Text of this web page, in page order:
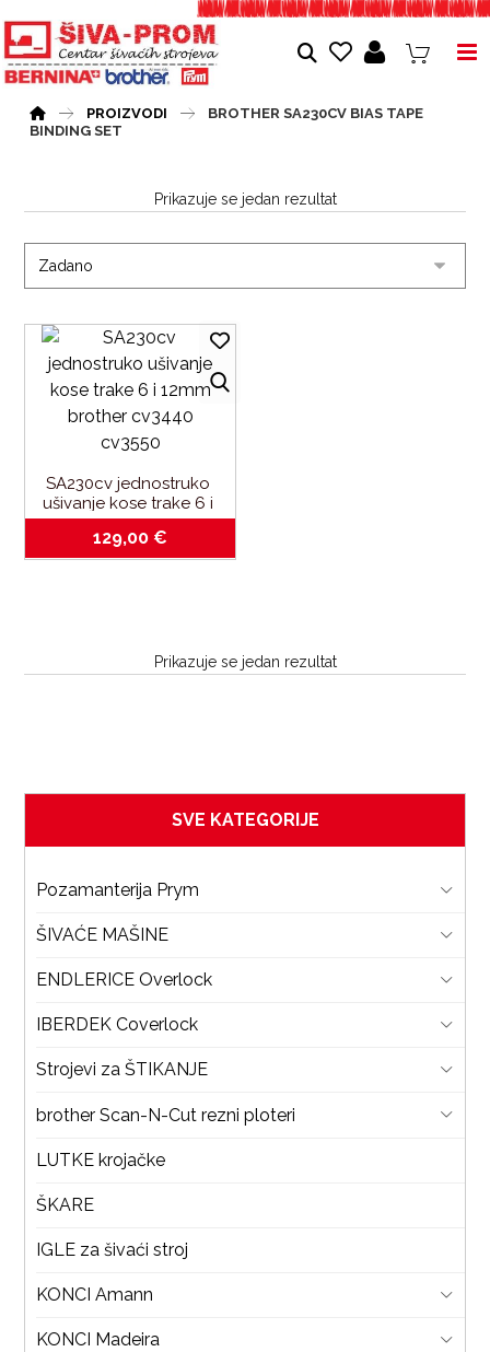
PROIZVODI
BROTHER SA230CV BIAS TAPE
BINDING SET
Prikazuje se jedan rezultat
SA230cv jednostruko
ušivanje kose trake 6 i
12mm-brother
cv3440_cv3550
129,00 €
Prikazuje se jedan rezultat
SVE KATEGORIJE
Pozamanterija Prym
ŠIVAĆE MAŠINE
ENDLERICE Overlock
IBERDEK Coverlock
Strojevi za ŠTIKANJE
brother Scan-N-Cut rezni ploteri
LUTKE krojačke
ŠKARE
IGLE za šivaći stroj
KONCI Amann
KONCI Madeira